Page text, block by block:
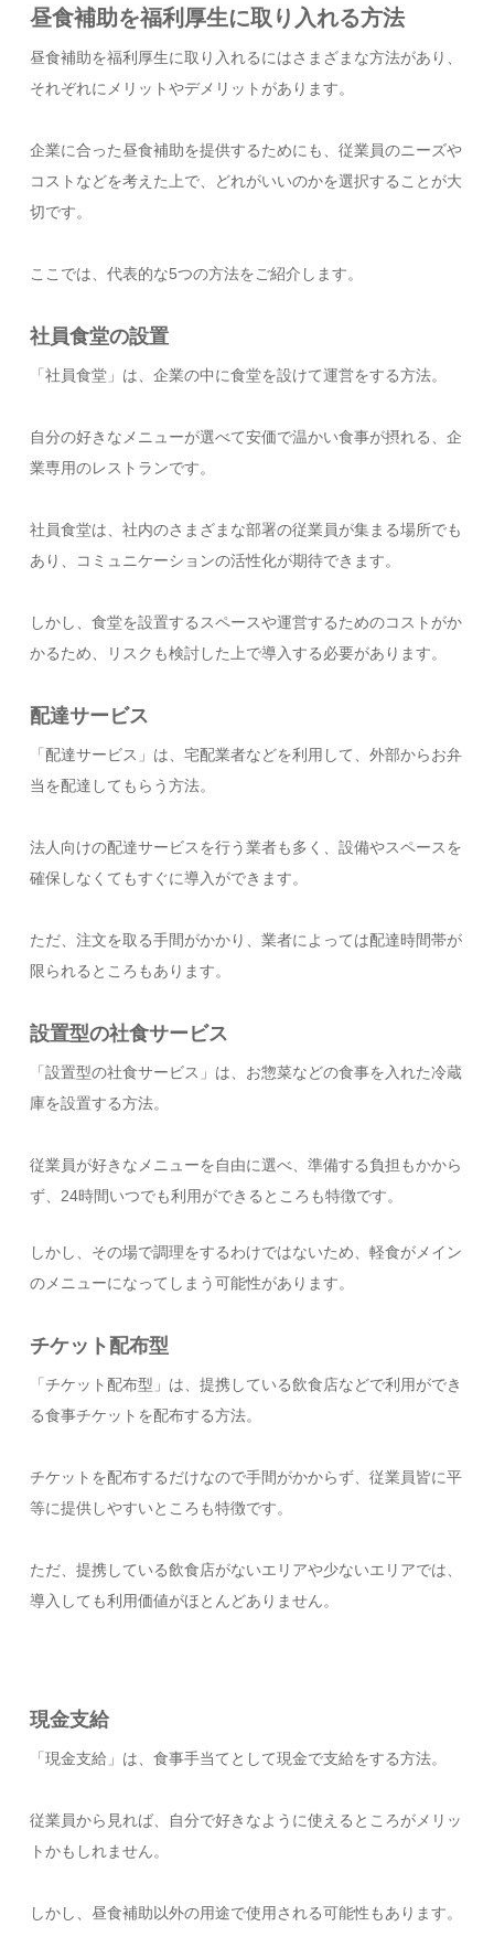
昼食補助を福利厚生に取り入れる方法
昼食補助を福利厚生に取り入れるにはさまざまな方法があり、
それぞれにメリットやデメリットがあります。
企業に合った昼食補助を提供するためにも、従業員のニーズや
コストなどを考えた上で、どれがいいのかを選択することが大
切です。
ここでは、代表的な5つの方法をご紹介します。
社員食堂の設置
「社員食堂」は、企業の中に食堂を設けて運営をする方法。
自分の好きなメニューが選べて安価で温かい食事が摂れる、企
業専用のレストランです。
社員食堂は、社内のさまざまな部署の従業員が集まる場所でも
あり、コミュニケーションの活性化が期待できます。
しかし、食堂を設置するスペースや運営するためのコストがか
かるため、リスクも検討した上で導入する必要があります。
配達サービス
「配達サービス」は、宅配業者などを利用して、外部からお弁
当を配達してもらう方法。
法人向けの配達サービスを行う業者も多く、設備やスペースを
確保しなくてもすぐに導入ができます。
ただ、注文を取る手間がかかり、業者によっては配達時間帯が
限られるところもあります。
設置型の社食サービス
「設置型の社食サービス」は、お惣菜などの食事を入れた冷蔵
庫を設置する方法。
従業員が好きなメニューを自由に選べ、準備する負担もかから
ず、24時間いつでも利用ができるところも特徴です。
しかし、その場で調理をするわけではないため、軽食がメイン
のメニューになってしまう可能性があります。
チケット配布型
「チケット配布型」は、提携している飲食店などで利用ができ
る食事チケットを配布する方法。
チケットを配布するだけなので手間がかからず、従業員皆に平
等に提供しやすいところも特徴です。
ただ、提携している飲食店がないエリアや少ないエリアでは、
導入しても利用価値がほとんどありません。
現金支給
「現金支給」は、食事手当てとして現金で支給をする方法。
従業員から見れば、自分で好きなように使えるところがメリッ
トかもしれません。
しかし、昼食補助以外の用途で使用される可能性もあります。